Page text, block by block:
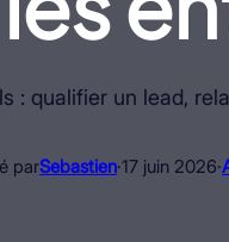
: qualifier un lead,
parSebastien·17 juin 2026·